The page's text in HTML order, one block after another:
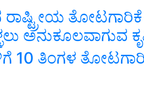
ಅನುಕೂಲವಾಗುವ
10 ತಿಂಗಳ